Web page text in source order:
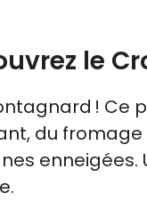
le
! Ce
du